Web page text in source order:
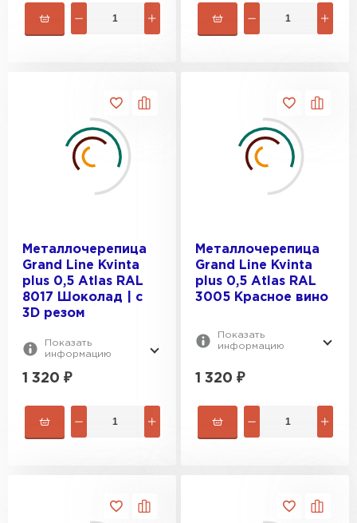
Металлочерепица
Grand Line Kvinta
plus 0,5 Atlas RAL
8017 Шоколад | c
3D резом
Показать
информацию
1 320 ₽
Металлочерепица
Grand Line Kvinta
plus 0,5 Atlas RAL
3005 Красное вино
Показать
информацию
1 320 ₽